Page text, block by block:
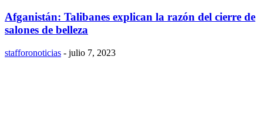
Afganistán: Talibanes explican la razón del cierre de
salones de belleza
stafforonoticias - julio 7, 2023